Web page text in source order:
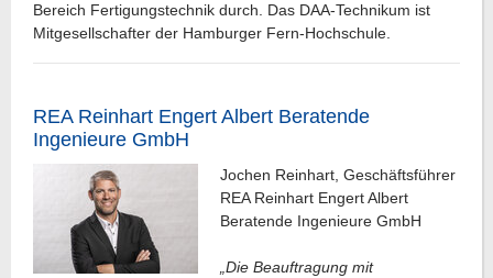
Bereich Fertigungstechnik durch. Das DAA-Technikum ist
Mitgesellschafter der Hamburger Fern-Hochschule.
REA Reinhart Engert Albert Beratende
Ingenieure GmbH
Jochen Reinhart, Geschäftsführer
REA Reinhart Engert Albert
Beratende Ingenieure GmbH
„Die Beauftragung mit